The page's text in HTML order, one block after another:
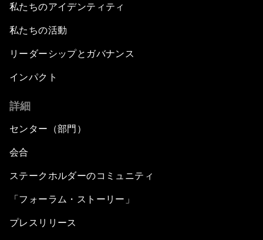
私たちのアイデンティティ
私たちの活動
リーダーシップとガバナンス
インパクト
詳細
センター（部門）
会合
ステークホルダーのコミュニティ
「フォーラム・ストーリー」
プレスリリース